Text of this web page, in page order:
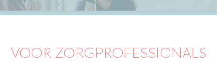
VOOR ZORGPROFESSIONALS